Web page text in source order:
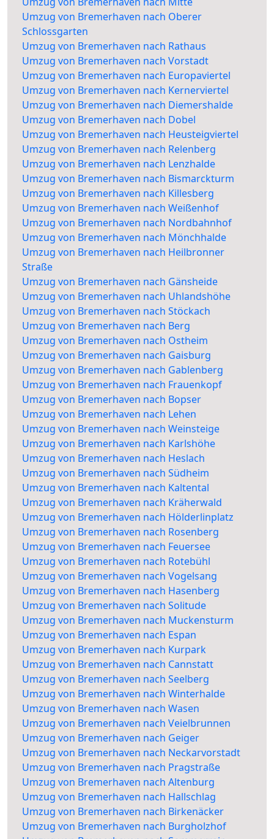
Umzug von Bremerhaven nach Oberer
Schlossgarten
Umzug von Bremerhaven nach Rathaus
Umzug von Bremerhaven nach Vorstadt
Umzug von Bremerhaven nach Europaviertel
Umzug von Bremerhaven nach Kernerviertel
Umzug von Bremerhaven nach Diemershalde
Umzug von Bremerhaven nach Dobel
Umzug von Bremerhaven nach Heusteigviertel
Umzug von Bremerhaven nach Relenberg
Umzug von Bremerhaven nach Lenzhalde
Umzug von Bremerhaven nach Bismarckturm
Umzug von Bremerhaven nach Killesberg
Umzug von Bremerhaven nach Weißenhof
Umzug von Bremerhaven nach Nordbahnhof
Umzug von Bremerhaven nach Mönchhalde
Umzug von Bremerhaven nach Heilbronner
Straße
Umzug von Bremerhaven nach Gänsheide
Umzug von Bremerhaven nach Uhlandshöhe
Umzug von Bremerhaven nach Stöckach
Umzug von Bremerhaven nach Berg
Umzug von Bremerhaven nach Ostheim
Umzug von Bremerhaven nach Gaisburg
Umzug von Bremerhaven nach Gablenberg
Umzug von Bremerhaven nach Frauenkopf
Umzug von Bremerhaven nach Bopser
Umzug von Bremerhaven nach Lehen
Umzug von Bremerhaven nach Weinsteige
Umzug von Bremerhaven nach Karlshöhe
Umzug von Bremerhaven nach Heslach
Umzug von Bremerhaven nach Südheim
Umzug von Bremerhaven nach Kaltental
Umzug von Bremerhaven nach Kräherwald
Umzug von Bremerhaven nach Hölderlinplatz
Umzug von Bremerhaven nach Rosenberg
Umzug von Bremerhaven nach Feuersee
Umzug von Bremerhaven nach Rotebühl
Umzug von Bremerhaven nach Vogelsang
Umzug von Bremerhaven nach Hasenberg
Umzug von Bremerhaven nach Solitude
Umzug von Bremerhaven nach Muckensturm
Umzug von Bremerhaven nach Espan
Umzug von Bremerhaven nach Kurpark
Umzug von Bremerhaven nach Cannstatt
Umzug von Bremerhaven nach Seelberg
Umzug von Bremerhaven nach Winterhalde
Umzug von Bremerhaven nach Wasen
Umzug von Bremerhaven nach Veielbrunnen
Umzug von Bremerhaven nach Geiger
Umzug von Bremerhaven nach Neckarvorstadt
Umzug von Bremerhaven nach Pragstraße
Umzug von Bremerhaven nach Altenburg
Umzug von Bremerhaven nach Hallschlag
Umzug von Bremerhaven nach Birkenäcker
Umzug von Bremerhaven nach Burgholzhof